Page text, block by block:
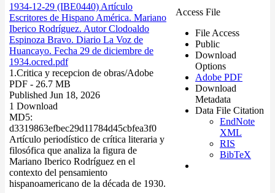
1934-12-29 (IBE0440) Artículo
Escritores de Hispano América. Mariano
Iberico Rodríguez. Autor Clodoaldo
Espinoza Bravo. Diario La Voz de
Huancayo. Fecha 29 de diciembre de
1934.ocred.pdf
1.Critica y recepcion de obras/Adobe
PDF - 26.7 MB
Published Jun 18, 2026
1 Download
MD5:
d3319863efbec29d11784d45cbfea3f0
Artículo periodístico de crítica literaria y
filosófica que analiza la figura de
Mariano Iberico Rodríguez en el
contexto del pensamiento
hispanoamericano de la década de 1930.
Access File
File Access
Public
Download
Options
Adobe PDF
Download
Metadata
Data File Citation
EndNote
XML
RIS
BibTeX